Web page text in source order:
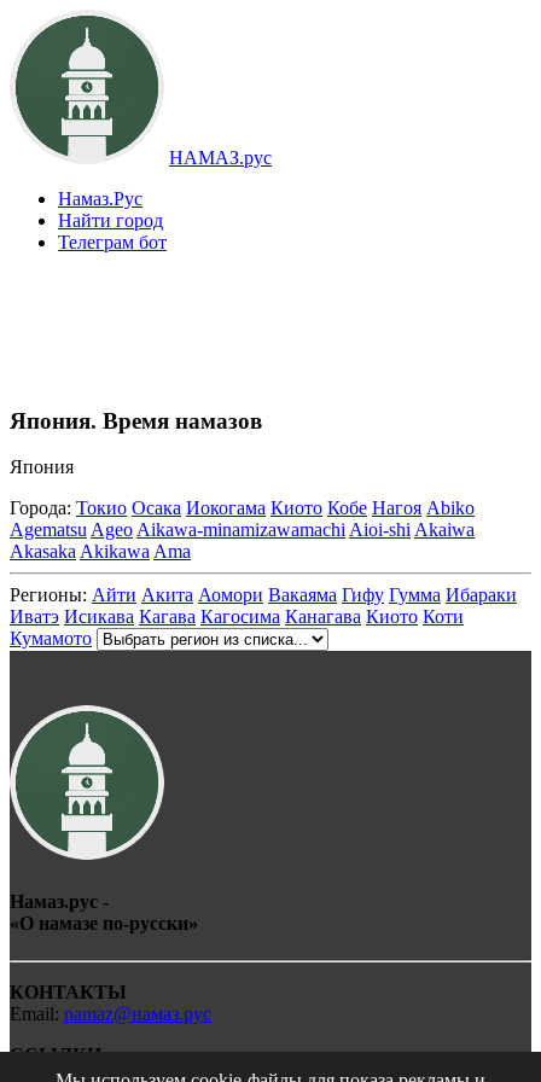
НАМАЗ.рус
Намаз.Рус
Найти город
Телеграм бот
Япония. Время намазов
Япония
Города: Токио Осака Иокогама Киото Кобе Нагоя Abiko
AgematsuAgeoAikawa-minamizawamachiAioi-shiAkaiwa
AkasakaAkikawaAma
Регионы: Айти Акита Аомори Вакаяма Гифу Гумма Ибараки
Иватэ Исикава Кагава Кагосима Канагава Киото Коти
Кумамото
Намаз.рус -
«О намазе по-русски»
КОНТАКТЫ
Email: namaz@намаз.рус
ССЫЛКИ